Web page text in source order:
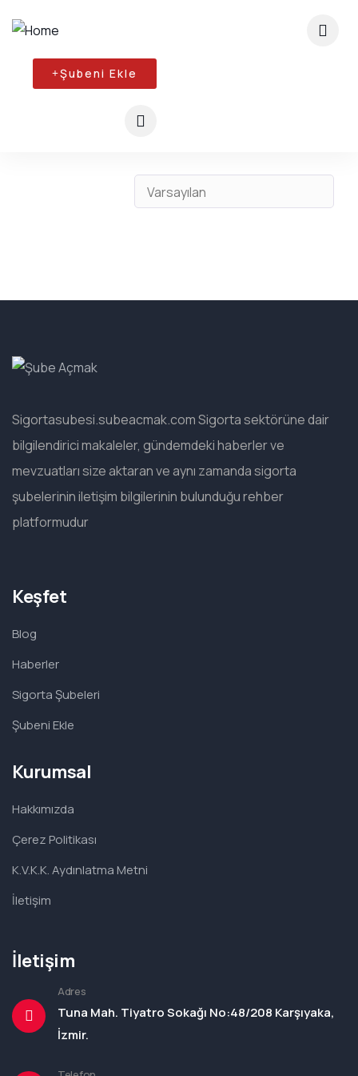
Şubeni Ekle
Sigortasubesi.subeacmak.com Sigorta sektörüne dair
bilgilendirici makaleler, gündemdeki haberler ve
mevzuatları size aktaran ve aynı zamanda sigorta
şubelerinin iletişim bilgilerinin bulunduğu rehber
platformudur
Keşfet
Blog
Haberler
Sigorta Şubeleri
Şubeni Ekle
Kurumsal
Hakkımızda
Çerez Politikası
K.V.K.K. Aydınlatma Metni
İletişim
İletişim
Adres
Tuna Mah. Tiyatro Sokağı No:48/208 Karşıyaka,
İzmir.